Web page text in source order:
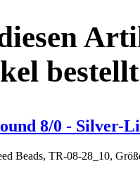
8/0 - Silver-
Beads, TR-08-28_10,